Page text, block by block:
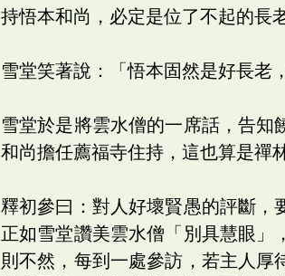
持悟本和尚，必定是位了不起的長
雪堂笑著說：「悟本固然是好長老
雪堂於是將雲水僧的一席話，告
和尚擔任薦福寺住持，這也算是禪
釋初參曰：對人好壞賢愚的評斷，
正如雪堂讚美雲水僧「別具慧眼」
則不然，每到一處參訪，若主人